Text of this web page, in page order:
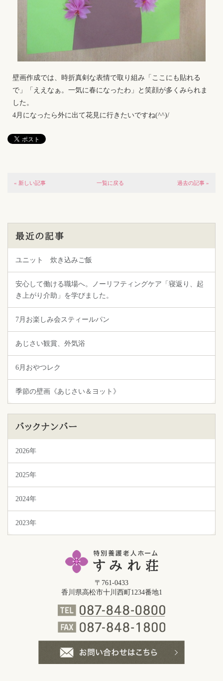
壁画作成では、時折真剣な表情で取り組み「ここにも貼れる
で」「ええなぁ。一気に春になったわ」と笑顔が多くみられま
した。
4月になったら外に出て花見に行きたいですね(^^)/
« 新しい記事 一覧に戻る 過去の記事 »
最近の記事
ユニット 炊き込みご飯
安心して働ける職場へ。ノーリフティングケア「寝返り、起
き上がり介助」を学びました。
7月お楽しみ会スティールパン
あじさい観賞、外気浴
6月おやつレク
季節の壁画《あじさい＆ヨット》
バックナンバー
2026年
2025年
2024年
2023年
〒761-0433
香川県高松市十川西町1234番地1